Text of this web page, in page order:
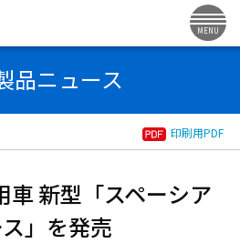
MENU
品ニュース
印刷用PDF
車 新型「スペーシア
」を発売